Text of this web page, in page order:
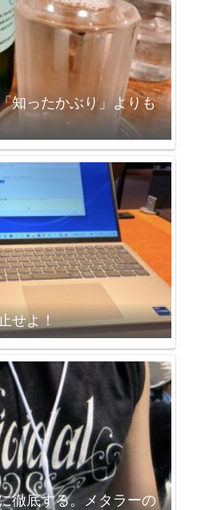
知ったかぶり」よりも
せよ！
徹底する。メタラーの